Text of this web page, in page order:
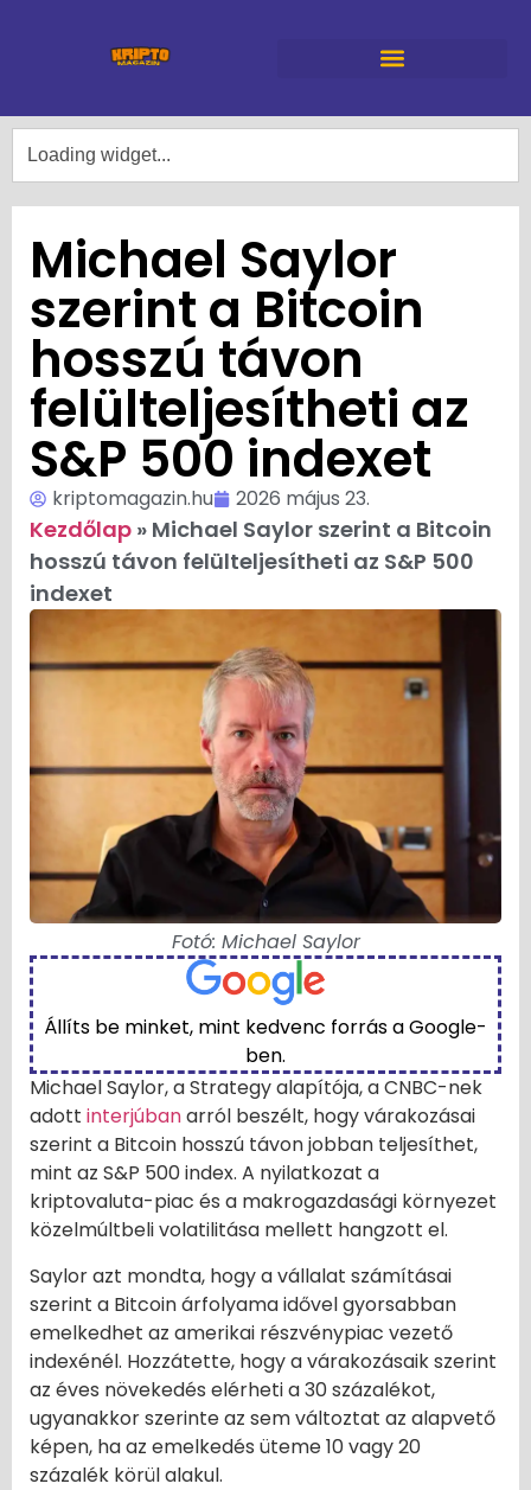
Michael Saylor
szerint a Bitcoin
hosszú távon
felülteljesítheti az
S&P 500 indexet
kriptomagazin.hu 2026 május 23.
Kezdőlap » Michael Saylor szerint a Bitcoin
hosszú távon felülteljesítheti az S&P 500
indexet
Fotó: Michael Saylor
Állíts be minket, mint kedvenc forrás a Google-
ben.
Michael Saylor, a Strategy alapítója, a CNBC-nek
adott interjúbanarról beszélt, hogy várakozásai
szerint a Bitcoin hosszú távon jobban teljesíthet,
mint az S&P 500 index. A nyilatkozat a
kriptovaluta-piac és a makrogazdasági környezet
közelmúltbeli volatilitása mellett hangzott el.
Saylor azt mondta, hogy a vállalat számításai
szerint a Bitcoin árfolyama idővel gyorsabban
emelkedhet az amerikai részvénypiac vezető
indexénél. Hozzátette, hogy a várakozásaik szerint
az éves növekedés elérheti a 30 százalékot,
ugyanakkor szerinte az sem változtat az alapvető
képen, ha az emelkedés üteme 10 vagy 20
százalék körül alakul.